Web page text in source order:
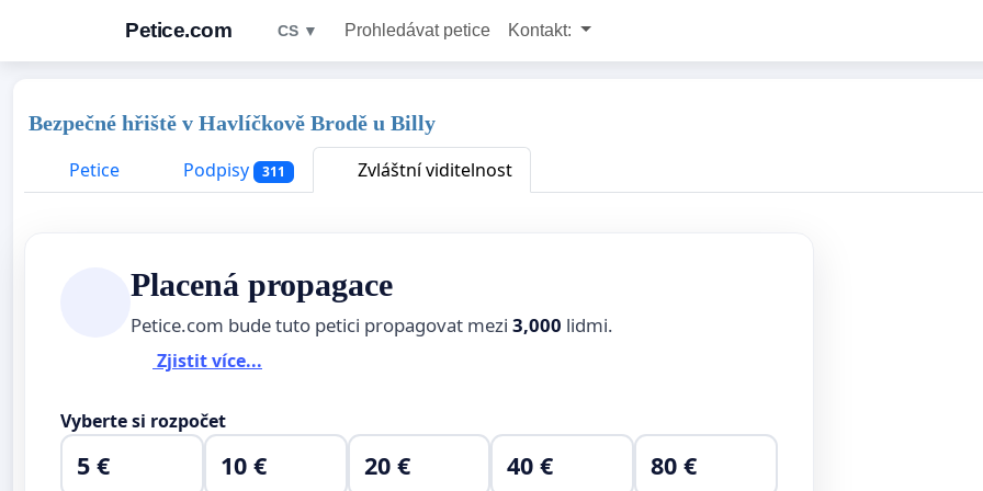
Petice.com CS ▼ Prohledávat petice Kontakt:
Bezpečné hřiště v Havlíčkově Brodě u Billy
Petice
Podpisy 311 Zvláštní viditelnost
Placená propagace
Petice.com bude tuto petici propagovat mezi 3,000 lidmi.
Zjistit více...
Vyberte si rozpočet
5 € 10 € 20 € 40 € 80 €